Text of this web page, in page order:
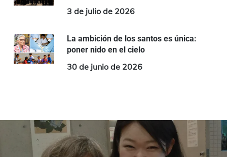
3 de julio de 2026
La ambición de los santos es única:
poner nido en el cielo
30 de junio de 2026